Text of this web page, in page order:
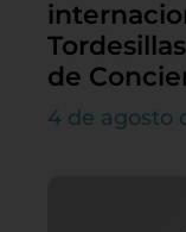
de
4 de agosto